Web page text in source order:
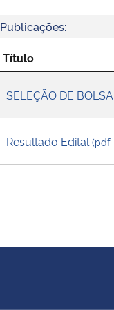
Publicações:
Título
SELEÇÃO DE
Resultado Edital (pdf